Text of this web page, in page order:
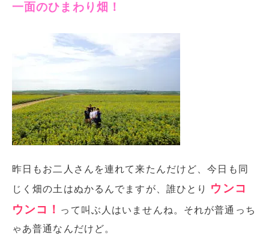
一面のひまわり畑！
昨日もお二人さんを連れて来たんだけど、今日も同
じく畑の土はぬかるんでますが、誰ひとり ウンコ
ウンコ！ って叫ぶ人はいませんね。それが普通っち
ゃあ普通なんだけど。